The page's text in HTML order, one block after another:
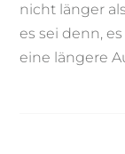
nicht länger
es sei denn,
eine längere